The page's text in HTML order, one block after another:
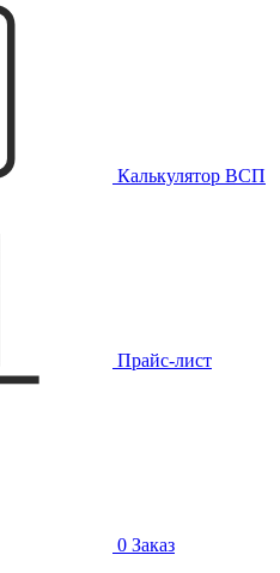
Калькулятор ВСП
Прайс-лист
0 Заказ